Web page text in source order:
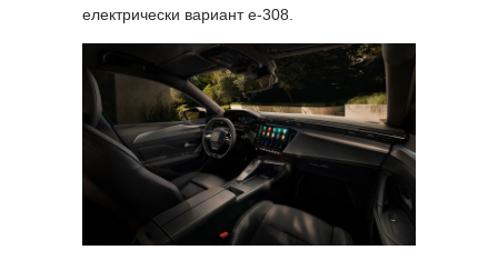
електрически вариант e-308.